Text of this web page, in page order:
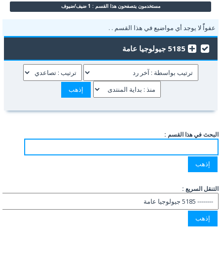
مستخدمون يتصفحون هذا القسم : 1 ضيف/ضيوف
عفواًً لا يوجد أي مواضيع في هذا القسم . .
5185 جيولوجيا عامة
البحث في هذا القسم :
التنقل السريع :